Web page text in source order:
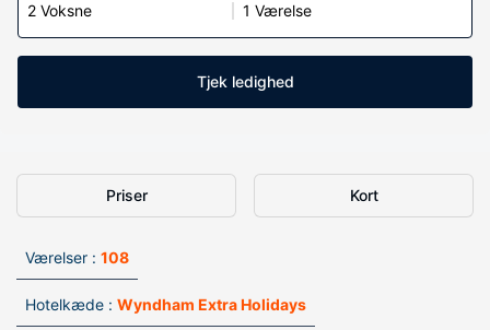
2 Voksne 1 Værelse
Tjek ledighed
Priser Kort
Værelser : 108
Hotelkæde : Wyndham Extra Holidays